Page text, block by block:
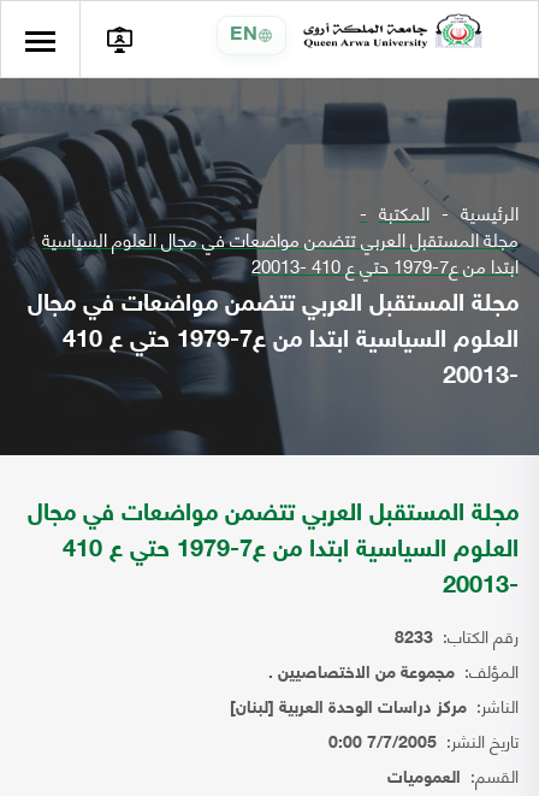
EN
الرئيسية المكتبة
مجلة المستقبل العربي تتضمن مواضعات في مجال العلوم السياسية
ابتدا من ع7-1979 حتي ع 410 -20013
مجلة المستقبل العربي تتضمن مواضعات في مجال
العلوم السياسية ابتدا من ع7-1979 حتي ع 410
-20013
مجلة المستقبل العربي تتضمن مواضعات في مجال
العلوم السياسية ابتدا من ع7-1979 حتي ع 410
-20013
رقم الكتاب: 8233
المؤلف: مجموعة من الاختصاصيين .
الناشر: مركز دراسات الوحدة العربية [لبنان]
تاريخ النشر: 7/7/2005 0:00
القسم: العموميات